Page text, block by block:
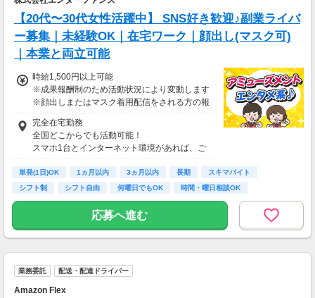
【20代〜30代女性活躍中】 SNS好き歓迎♪副業ライバ
ー募集｜未経験OK｜在宅ワーク｜顔出し(マスク可)
｜本業と両立可能
時給1,500円以上可能
※成果報酬制のため活動状況により変動します
※顔出しまたはマスク着用配信をされる方の報
酬基準となります
【収入例】
■事務職Aさん（週3日・月50時間程度）
月収8万円～15万円
月収15万円～25万円
■主婦Cさん（月100時間程度）
月収20万円以上
現在活躍中のライバーの多くは会社員や主婦の
方。
本業や家庭と両立しながら副業として活動され
ています。
完全在宅勤務
全国どこからでも活動可能！
スマホ1台とインターネット環境があれば、ご
自宅からスタートできます。
通勤時間ゼロだから、本業やプライベートとの
両立もラクラク♪
単発(1日)OK 1ヵ月以内 3ヵ月以内 長期
スキマバイト
シフト制
シフト自由 何曜日でもOK 時間・曜日相談OK
応募へ進む
業務委託 配送・配達ドライバー
Amazon Flex